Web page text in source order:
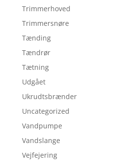
Trimmerhoved
Trimmersnøre
Tænding
Tændrør
Tætning
Udgået
Ukrudtsbrænder
Uncategorized
Vandpumpe
Vandslange
Vejfejering